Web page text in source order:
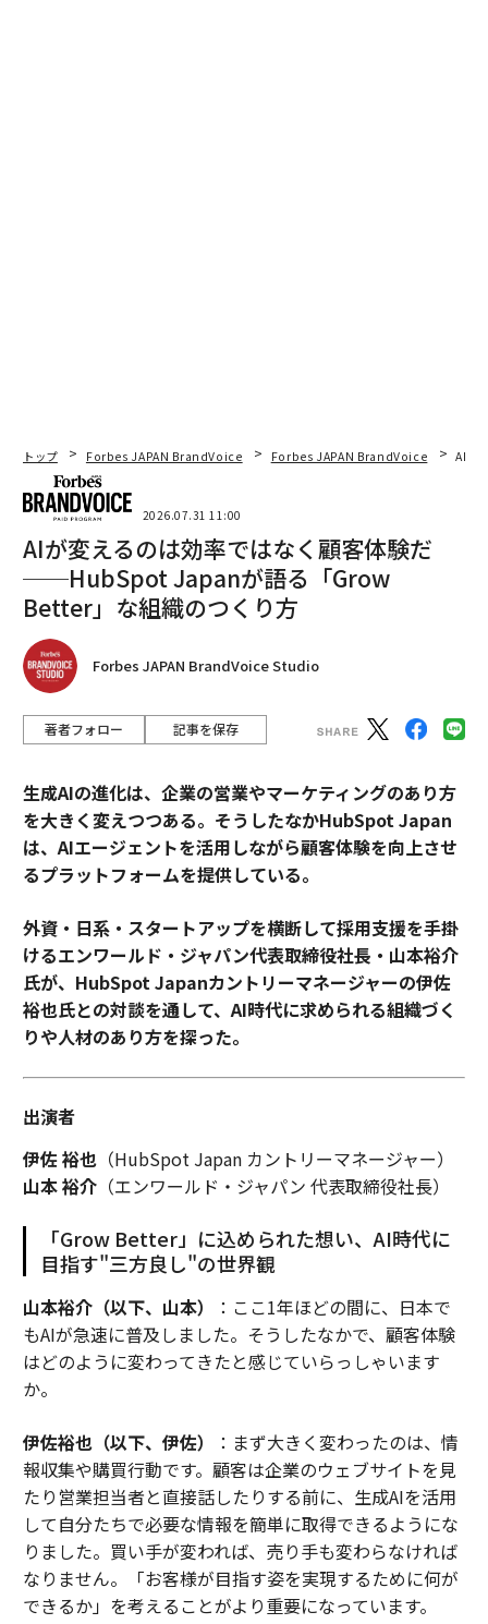
トップ Forbes JAPAN BrandVoice Forbes JAPAN BrandVoice AIが
2026.07.31 11:00
AIが変えるのは効率ではなく顧客体験だ
──HubSpot Japanが語る「Grow
Better」な組織のつくり方
Forbes JAPAN BrandVoice Studio
著者フォロー 記事を保存
生成AIの進化は、企業の営業やマーケティングのあり方
を大きく変えつつある。そうしたなかHubSpot Japan
は、AIエージェントを活用しながら顧客体験を向上させ
るプラットフォームを提供している。
外資・日系・スタートアップを横断して採用支援を手掛
けるエンワールド・ジャパン代表取締役社長・山本裕介
氏が、HubSpot Japanカントリーマネージャーの伊佐
裕也氏との対談を通して、AI時代に求められる組織づく
りや人材のあり方を探った。
出演者
伊佐 裕也（HubSpot Japan カントリーマネージャー）
山本 裕介（エンワールド・ジャパン 代表取締役社長）
「Grow Better」に込められた想い、AI時代に
目指す"三方良し"の世界観
山本裕介（以下、山本）
：ここ1年ほどの間に、日本で
もAIが急速に普及しました。そうしたなかで、顧客体験
はどのように変わってきたと感じていらっしゃいます
か。
伊佐裕也（以下、伊佐）
：まず大きく変わったのは、情
報収集や購買行動です。顧客は企業のウェブサイトを見
たり営業担当者と直接話したりする前に、生成AIを活用
して自分たちで必要な情報を簡単に取得できるようにな
りました。買い手が変われば、売り手も変わらなければ
なりません。「お客様が目指す姿を実現するために何が
できるか」を考えることがより重要になっています。